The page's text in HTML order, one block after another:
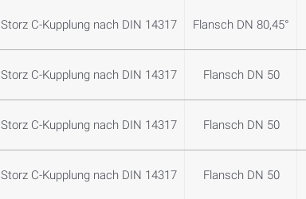
Storz C-Kupplung nach DIN 14317 Flansch DN 80,45°
Storz C-Kupplung nach DIN 14317 Flansch DN 50
Storz C-Kupplung nach DIN 14317 Flansch DN 50
Storz C-Kupplung nach DIN 14317 Flansch DN 50